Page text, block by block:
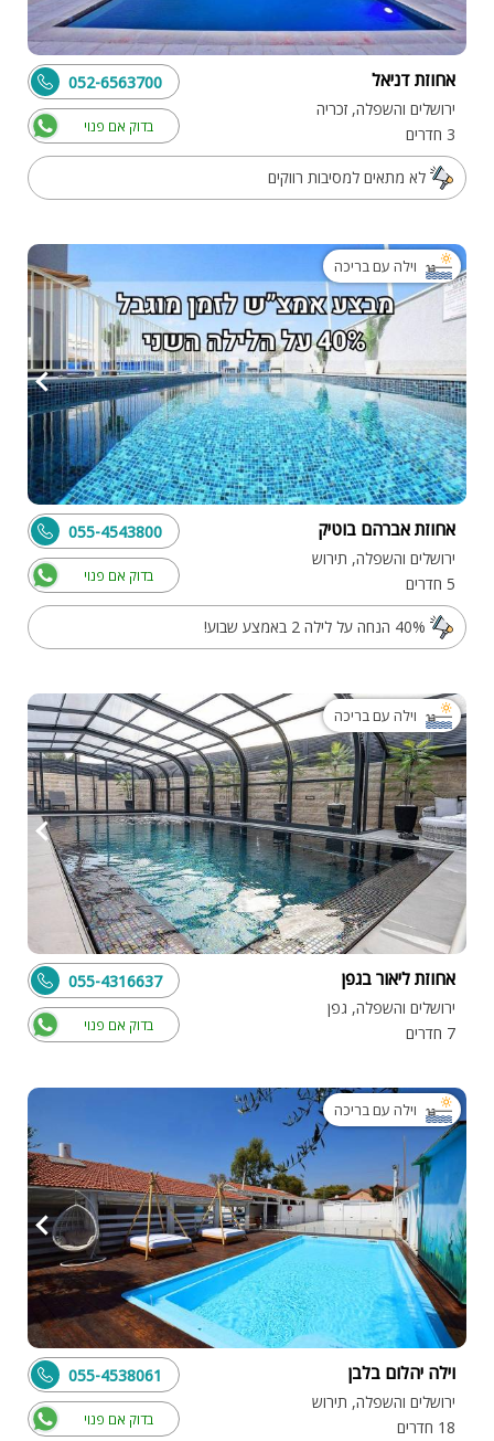
אחוזת דניאל
ירושלים והשפלה, זכריה
3 חדרים
בדוק אם פנוי
052-6563700
לא מתאים למסיבות רווקים
וילה עם בריכה
אחוזת אברהם בוטיק
ירושלים והשפלה, תירוש
5 חדרים
בדוק אם פנוי
055-4543800
40% הנחה על לילה 2 באמצע שבוע!
וילה עם בריכה
אחוזת ליאור בגפן
ירושלים והשפלה, גפן
7 חדרים
בדוק אם פנוי
055-4316637
וילה עם בריכה
וילה יהלום בלבן
ירושלים והשפלה, תירוש
18 חדרים
בדוק אם פנוי
055-4538061